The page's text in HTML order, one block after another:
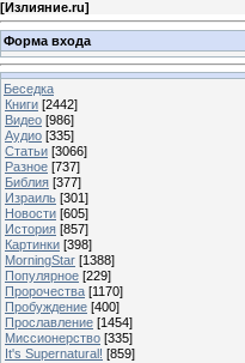
[Излияние.ru]
Форма входа
Беседка
Книги [2442]
Видео [986]
Аудио [335]
Статьи [3066]
Разное [737]
Библия [377]
Израиль [301]
Новости [605]
История [857]
Картинки [398]
MorningStar [1388]
Популярное [229]
Пророчества [1170]
Пробуждение [400]
Прославление [1454]
Миссионерство [335]
It's Supernatural! [859]